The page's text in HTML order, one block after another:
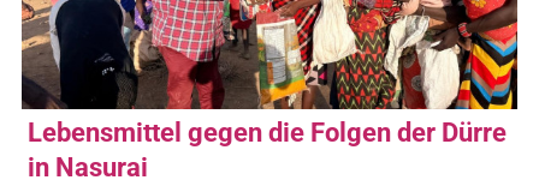
Lebensmittel gegen die Folgen der Dürre
in Nasurai